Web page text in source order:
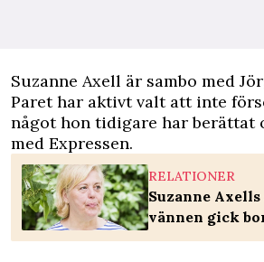
Suzanne Axell är sambo med
Paret har aktivt valt att inte
något hon tidigare har berättat
med Expressen.
RELATIONER
Suzanne
vännen gick